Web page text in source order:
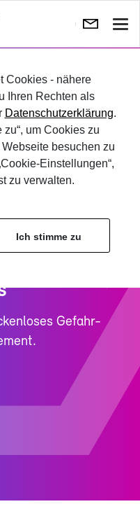
Cookies - nähere
Ihren Rechten als
Datenschutzerklärung.
zu“, um Cookies zu
besuchen zu
Einstellungen“,
zu verwalten.
Ich stimme zu
LOG­IN
Fea­
Ge­fahr­